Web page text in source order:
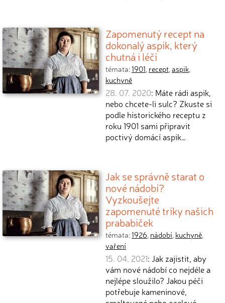
Zapomenutý recept na
dokonalý aspik, který
chutná i léčí
témata:1901, recept,aspik,
kuchyně
28. 07. 2020: Máte rádi aspik,
nebo chcete-li sulc? Zkuste si
podle historického receptu z
roku 1901 sami připravit
poctivý domácí aspik…
Jak se správně starat o
nové nádobí?
Vyzkoušejte
zapomenuté triky našich
prababiček
témata:1926, nádobí, kuchyně,
vaření
15. 04. 2021: Jak zajistit, aby
vám nové nádobí co nejdéle a
nejlépe sloužilo? Jakou péči
potřebuje kameninové,